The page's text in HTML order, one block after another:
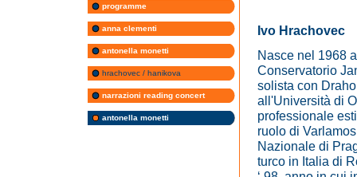
programme
anna clementi
antonella monetti
hrachovec / hanikova
narrazioni reading concert
antonella monetti
Ivo Hrachovec
Nasce nel 1968
Conservatorio
solista con
all'Università di
professionale
ruolo di
Nazionale di
turco in Italia di